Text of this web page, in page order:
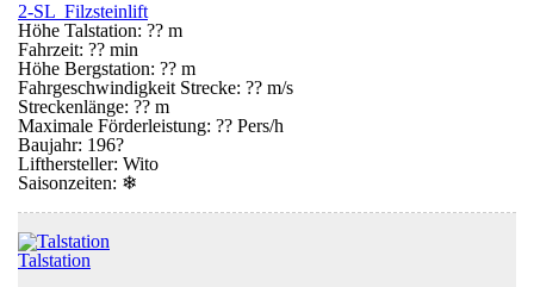
2-SL Filzsteinlift
Höhe Talstation: ?? m
Fahrzeit: ?? min
Höhe Bergstation: ?? m
Fahrgeschwindigkeit Strecke: ?? m/s
Streckenlänge: ?? m
Maximale Förderleistung: ?? Pers/h
Baujahr: 196?
Lifthersteller: Wito
Saisonzeiten: ❄
Talstation